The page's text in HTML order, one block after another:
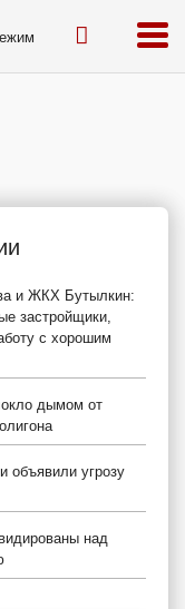
и ЖКХ Бутылкин:
застройщики,
с хорошим
дымом от
объявили угрозу
над